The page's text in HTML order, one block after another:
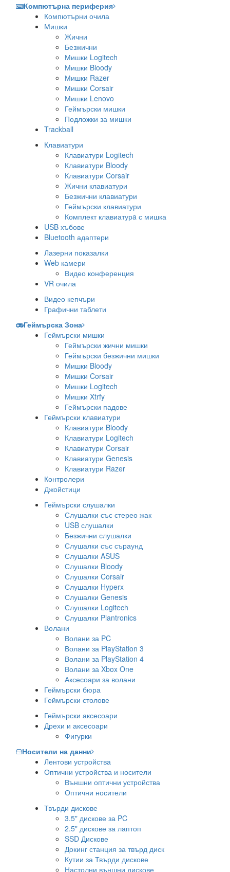
Компютърна периферия
Компютърни очила
Мишки
Жични
Безжични
Мишки Logitech
Мишки Bloody
Мишки Razer
Мишки Corsair
Мишки Lenovo
Геймърски мишки
Подложки за мишки
Trackball
Клавиатури
Клавиатури Logitech
Клавиатури Bloody
Клавиатури Corsair
Жични клавиатури
Безжични клавиатури
Геймърски клавиатури
Комплект клавиатурa с мишка
USB хъбове
Bluetooth адаптери
Лазерни показалки
Web камери
Видео конференция
VR очила
Видео кепчъри
Графични таблети
Геймърска Зона
Геймърски мишки
Геймърски жични мишки
Геймърски безжични мишки
Мишки Bloody
Мишки Corsair
Мишки Logitech
Мишки Xtrfy
Геймърски падове
Геймърски клавиатури
Клавиатури Bloody
Клавиатури Logitech
Клавиатури Corsair
Клавиатури Genesis
Клавиатури Razer
Контролери
Джойстици
Геймърски слушалки
Слушалки със стерео жак
USB слушалки
Безжични слушалки
Слушалки със съраунд
Слушалки ASUS
Слушалки Bloody
Слушалки Corsair
Слушалки Hyperx
Слушалки Genesis
Слушалки Logitech
Слушалки Plantronics
Волани
Волани за PC
Волани за PlayStation 3
Волани за PlayStation 4
Волани за Xbox One
Аксесоари за волани
Геймърски бюра
Геймърски столове
Геймърски аксесоари
Дрехи и аксесоари
Фигурки
Носители на данни
Лентови устройства
Оптични устройства и носители
Външни оптични устройства
Оптични носители
Твърди дискове
3.5" дискове за PC
2.5" дискове за лаптоп
SSD Дискове
Докинг станция за твърд диск
Кутии за Твърди дискове
Настолни външни дискове